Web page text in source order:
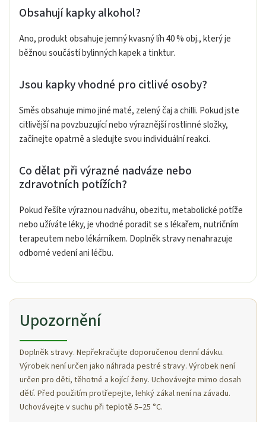
Obsahují kapky alkohol?
Ano, produkt obsahuje jemný kvasný líh 40 % obj., který je
běžnou součástí bylinných kapek a tinktur.
Jsou kapky vhodné pro citlivé osoby?
Směs obsahuje mimo jiné maté, zelený čaj a chilli. Pokud jste
citlivější na povzbuzující nebo výraznější rostlinné složky,
začínejte opatrně a sledujte svou individuální reakci.
Co dělat při výrazné nadváze nebo
zdravotních potížích?
Pokud řešíte výraznou nadváhu, obezitu, metabolické potíže
nebo užíváte léky, je vhodné poradit se s lékařem, nutričním
terapeutem nebo lékárníkem. Doplněk stravy nenahrazuje
odborné vedení ani léčbu.
Upozornění
Doplněk stravy. Nepřekračujte doporučenou denní dávku.
Výrobek není určen jako náhrada pestré stravy. Výrobek není
určen pro děti, těhotné a kojící ženy. Uchovávejte mimo dosah
dětí. Před použitím protřepejte, lehký zákal není na závadu.
Uchovávejte v suchu při teplotě 5–25 °C.